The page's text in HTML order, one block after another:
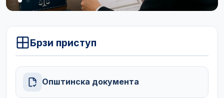
Брзи приступ
Општинска документа